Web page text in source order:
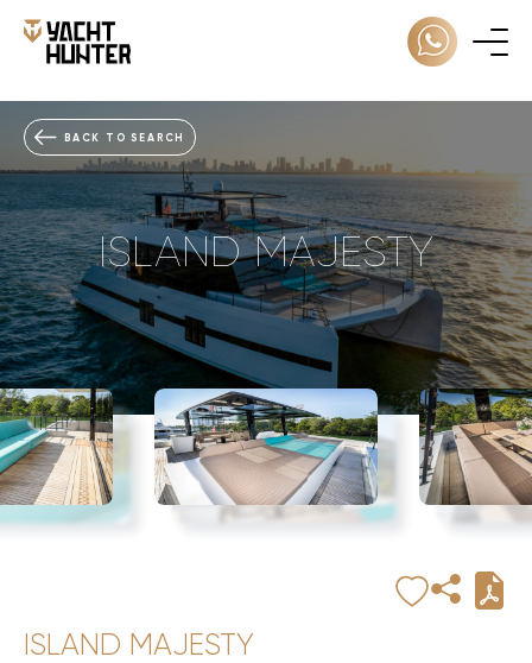
BACK TO SEARCH
ISLAND MAJESTY
ISLAND MAJESTY